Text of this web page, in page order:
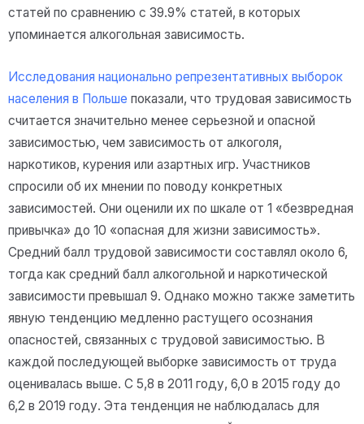
статей по сравнению с 39.9% статей, в которых
упоминается алкогольная зависимость.
Исследования национально репрезентативных выборок
населения в Польше показали, что трудовая зависимость
считается значительно менее серьезной и опасной
зависимостью, чем зависимость от алкоголя,
наркотиков, курения или азартных игр. Участников
спросили об их мнении по поводу конкретных
зависимостей. Они оценили их по шкале от 1 «безвредная
привычка» до 10 «опасная для жизни зависимость».
Средний балл трудовой зависимости составлял около 6,
тогда как средний балл алкогольной и наркотической
зависимости превышал 9. Однако можно также заметить
явную тенденцию медленно растущего осознания
опасностей, связанных с трудовой зависимостью. В
каждой последующей выборке зависимость от труда
оценивалась выше. С 5,8 в 2011 году, 6,0 в 2015 году до
6,2 в 2019 году. Эта тенденция не наблюдалась для